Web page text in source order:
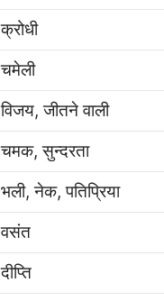
क्रोधी
चमेली
विजय, जीतने वाली
चमक, सुन्दरता
भली, नेक, पतिप्रिया
वसंत
दीप्ति